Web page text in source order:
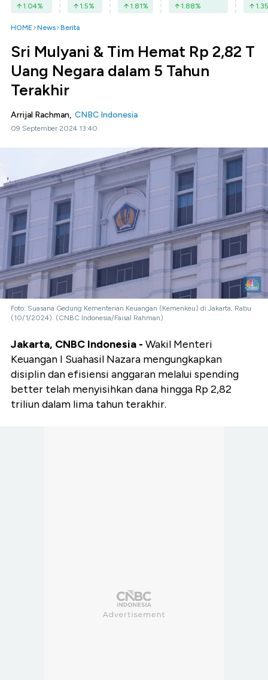
1.04% 1.5% 1.81% 1.88% 1.35
HOME News Berita
Sri Mulyani & Tim Hemat Rp 2,82 T
Uang Negara dalam 5 Tahun
Terakhir
Arrijal Rachman, CNBC Indonesia
09 September 2024 13:40
Foto: Suasana Gedung Kementerian Keuangan (Kemenkeu) di Jakarta, Rabu
(10/1/2024). (CNBC Indonesia/Faisal Rahman)
Jakarta, CNBC Indonesia - Wakil Menteri
Keuangan I Suahasil Nazara mengungkapkan
disiplin dan efisiensi anggaran melalui spending
better telah menyisihkan dana hingga Rp 2,82
triliun dalam lima tahun terakhir.